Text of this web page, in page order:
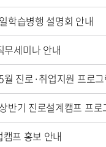
학습병행 설명회 안내
무세미나 안내
진로·취업지원 프로그
반기 진로설계캠프 프로
프 홍보 안내